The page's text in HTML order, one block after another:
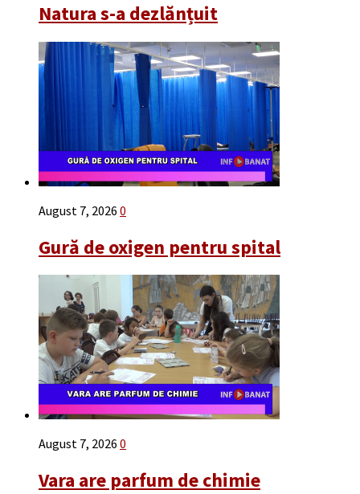
Natura s-a dezlănțuit
August 7, 2026 0
Gură de oxigen pentru spital
August 7, 2026 0
Vara are parfum de chimie